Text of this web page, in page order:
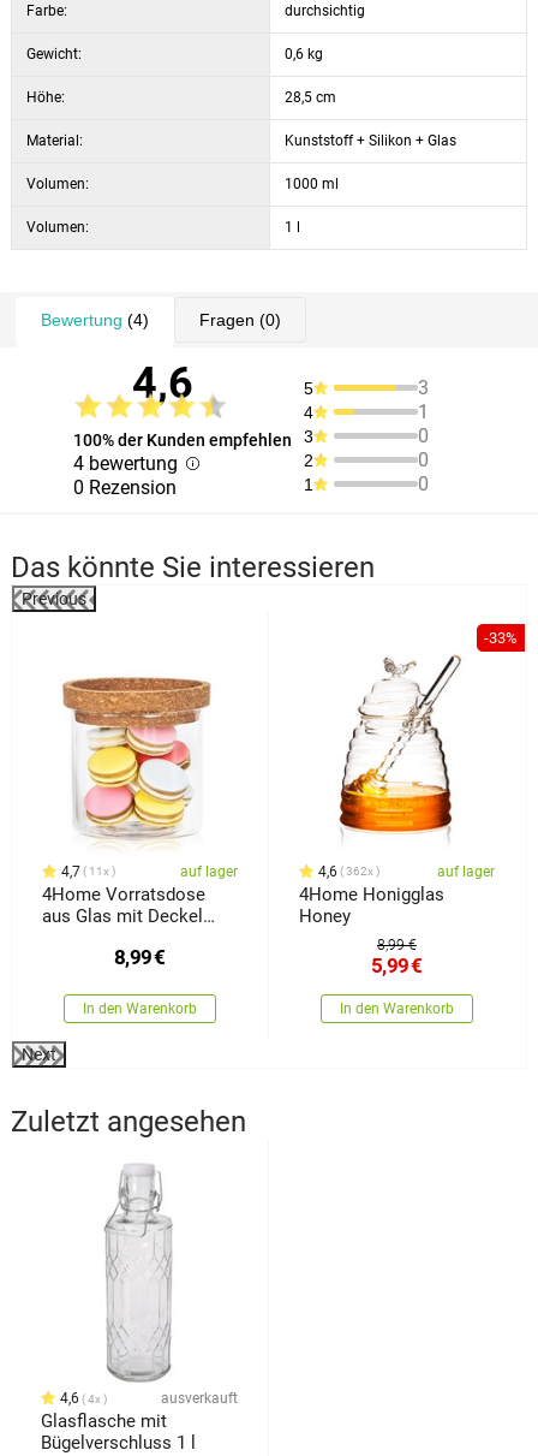
Farbe: durchsichtig
Gewicht: 0,6 kg
Höhe: 28,5 cm
Material: Kunststoff + Silikon + Glas
Volumen: 1000 ml
Volumen: 1 l
Bewertung (4) Fragen (0)
4,6
100% der Kunden empfehlen
4 bewertung
0 Rezension
5 3
4 1
3 0
2 0
1 0
Das könnte Sie interessieren
Previous
4,7 11x auf lager
4Home Vorratsdose
aus Glas mit Deckel
8,99€
In den Warenkorb
-33%
4,6 362x auf lager
4Home Honigglas
Honey
8,99 €
5,99€
In den Warenkorb
Next
Zuletzt angesehen
4,6 4x ausverkauft
Glasflasche mit
Bügelverschluss 1 l